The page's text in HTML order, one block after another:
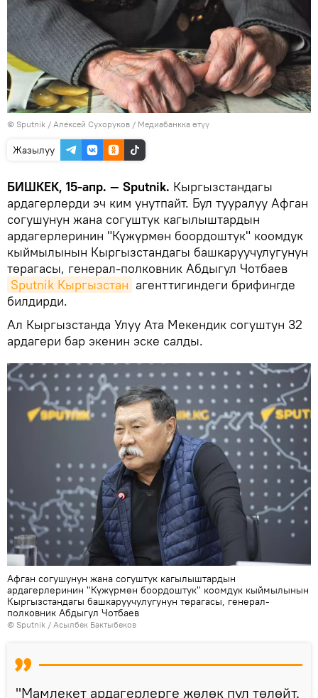
© Sputnik / Алексей Сухоруков / Медиабанкка өтүү
Жазылуу
БИШКЕК, 15-апр. — Sputnik. Кыргызстандагы
ардагерлерди эч ким унутпайт. Бул тууралуу Афган
согушунун жана согуштук кагылыштардын
ардагерлеринин "Күжүрмөн боордоштук" коомдук
кыймылынын Кыргызстандагы башкаруучулугунун
төрагасы, генерал-полковник Абдыгул Чотбаев
Sputnik Кыргызстан агенттигиндеги брифингде
билдирди.
Ал Кыргызстанда Улуу Ата Мекендик согуштун 32
ардагери бар экенин эске салды.
Афган согушунун жана согуштук кагылыштардын
ардагерлеринин "Күжүрмөн боордоштук" коомдук кыймылынын
Кыргызстандагы башкаруучулугунун төрагасы, генерал-
полковник Абдыгул Чотбаев
© Sputnik / Асылбек Бактыбеков
"Мамлекет ардагерлерге жөлөк пул төлөйт.